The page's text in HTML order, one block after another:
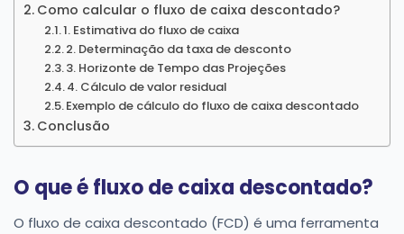
Como calcular o fluxo de caixa descontado?
1. Estimativa do fluxo de caixa
2. Determinação da taxa de desconto
3. Horizonte de Tempo das Projeções
4. Cálculo de valor residual
Exemplo de cálculo do fluxo de caixa descontado
Conclusão
O que é fluxo de caixa descontado?
O fluxo de caixa descontado (FCD) é uma ferramenta